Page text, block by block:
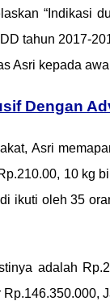
“Indikasi
tahun 2017-
Asri kepada
Dengan
Asri
10 kg
ikuti oleh 35
adalah